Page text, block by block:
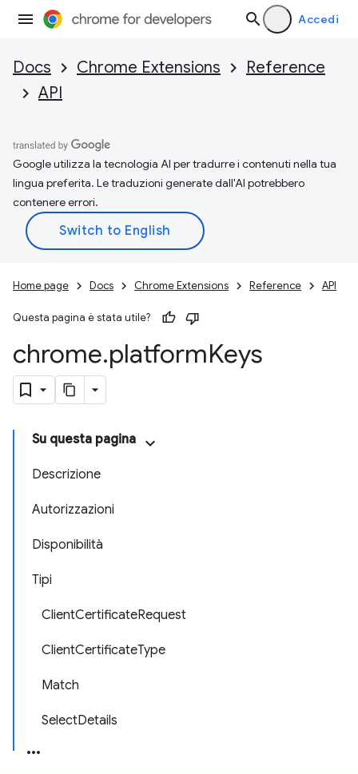
Accedi
Docs Chrome Extensions
Reference
API
Google utilizza la tecnologia AI per tradurre i contenuti nella tua
lingua preferita. Le traduzioni generate dall'AI potrebbero
contenere errori.
Home page Docs Chrome Extensions Reference API
Questa pagina è stata utile?
chrome.platformKeys
Su questa pagina
Descrizione
Autorizzazioni
Disponibilità
Tipi
ClientCertificateRequest
ClientCertificateType
Match
SelectDetails